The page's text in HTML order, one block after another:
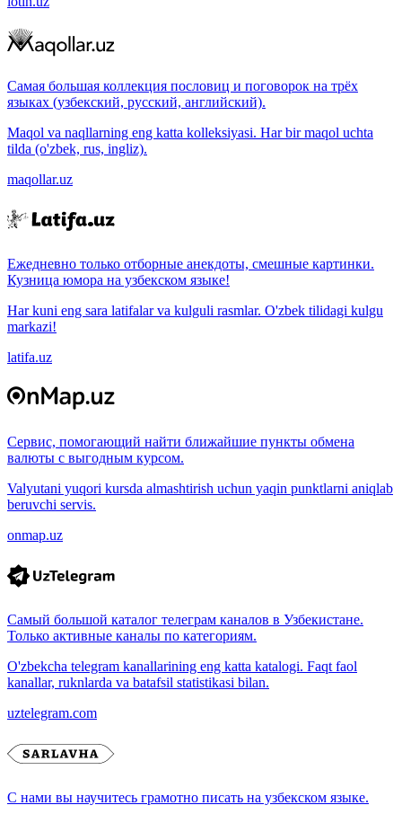
Самая большая коллекция пословиц и поговорок на трёх
языках (узбекский, русский, английский).
Maqol va naqllarning eng katta kolleksiyasi. Har bir maqol uchta
tilda (o'zbek, rus, ingliz).
maqollar.uz
Ежедневно только отборные анекдоты, смешные картинки.
Кузница юмора на узбекском языке!
Har kuni eng sara latifalar va kulguli rasmlar. O'zbek tilidagi kulgu
markazi!
latifa.uz
Сервис, помогающий найти ближайшие пункты обмена
валюты с выгодным курсом.
Valyutani yuqori kursda almashtirish uchun yaqin punktlarni aniqlab
beruvchi servis.
onmap.uz
Самый большой каталог телеграм каналов в Узбекистане.
Только активные каналы по категориям.
O'zbekcha telegram kanallarining eng katta katalogi. Faqt faol
kanallar, ruknlarda va batafsil statistikasi bilan.
uztelegram.com
С нами вы научитесь грамотно писать на узбекском языке.